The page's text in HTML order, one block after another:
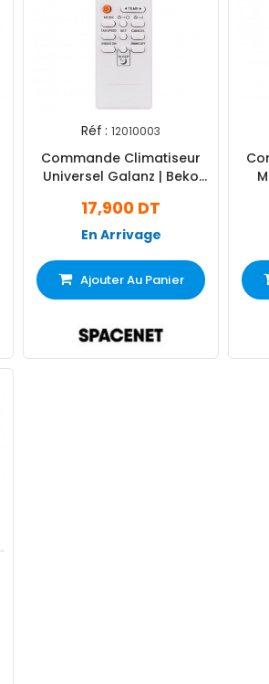
Réf : 12010003
Commande Climatiseur
Universel Galanz | Beko
17,900 DT
En Arrivage
Ajouter Au Panier